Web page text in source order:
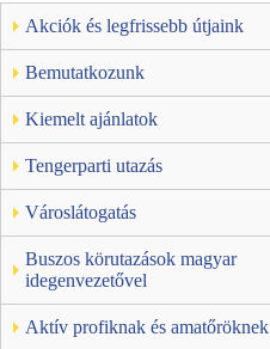
Akciók és legfrissebb útjaink
Bemutatkozunk
Kiemelt ajánlatok
Tengerparti utazás
Városlátogatás
Buszos körutazások magyar
idegenvezetővel
Aktív profiknak és amatőröknek